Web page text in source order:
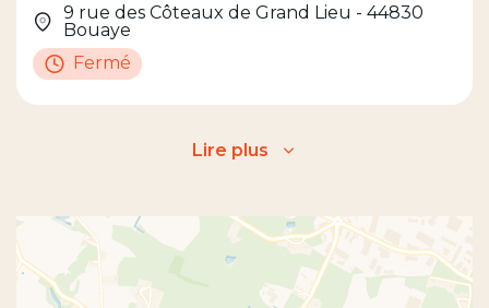
9 rue des Côteaux de Grand Lieu - 44830
Bouaye
Fermé
Lire plus